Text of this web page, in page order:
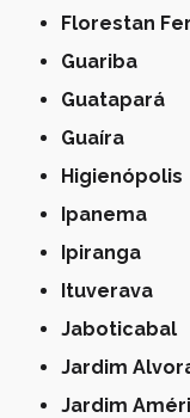
Florestan
Guariba
Guatapará
Guaíra
Higienópolis
Ipanema
Ipiranga
Ituverava
Jaboticabal
Jardim
Jardim